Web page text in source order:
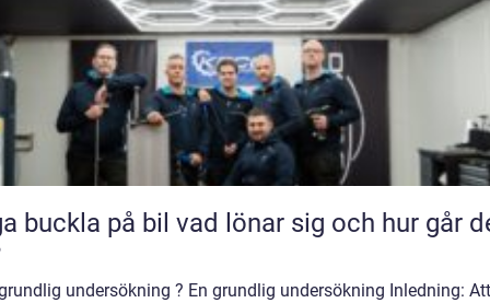
på bil vad lönar sig och hur går det
undersökning ? En grundlig undersökning Inledning: Att